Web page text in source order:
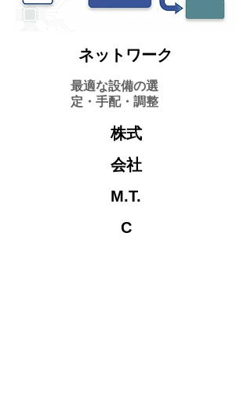
ネットワーク
最適な設備の選
定・手配・調整
株式
会社
M.T.
C